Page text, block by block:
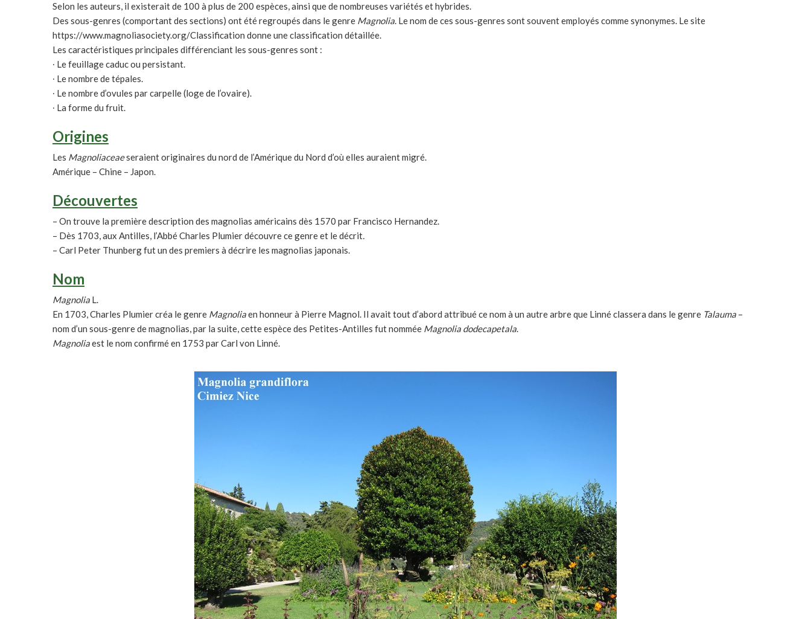
Selon les auteurs, il existerait de 100 à plus de 200 espèces, ainsi que de nombreuses variétés et hybrides.
Des sous-genres (comportant des sections) ont été regroupés dans le genre Magnolia. Le nom de ces sous-genres sont souvent employés comme synonymes. Le site
https://www.magnoliasociety.org/Classification donne une classification détaillée.
Les caractéristiques principales différenciant les sous-genres sont :
∙ Le feuillage caduc ou persistant.
∙ Le nombre de tépales.
∙ Le nombre d’ovules par carpelle (loge de l’ovaire).
∙ La forme du fruit.
Origines
Les Magnoliaceaeseraient originaires du nord de l’Amérique du Nord d’où elles auraient migré.
Amérique – Chine – Japon.
Découvertes
– On trouve la première description des magnolias américains dès 1570 par Francisco Hernandez.
– Dès 1703, aux Antilles, l’Abbé Charles Plumier découvre ce genre et le décrit.
– Carl Peter Thunberg fut un des premiers à décrire les magnolias japonais.
Nom
Magnolia L.
En 1703, Charles Plumier créa le genre Magnoliaen honneur à Pierre Magnol. Il avait tout d’abord attribué ce nom à un autre arbre que Linné classera dans le genre Talauma –
nom d’un sous-genre de magnolias, par la suite, cette espèce des Petites-Antilles fut nommée Magnolia dodecapetala.
Magnoliaest le nom confirmé en 1753 par Carl von Linné.